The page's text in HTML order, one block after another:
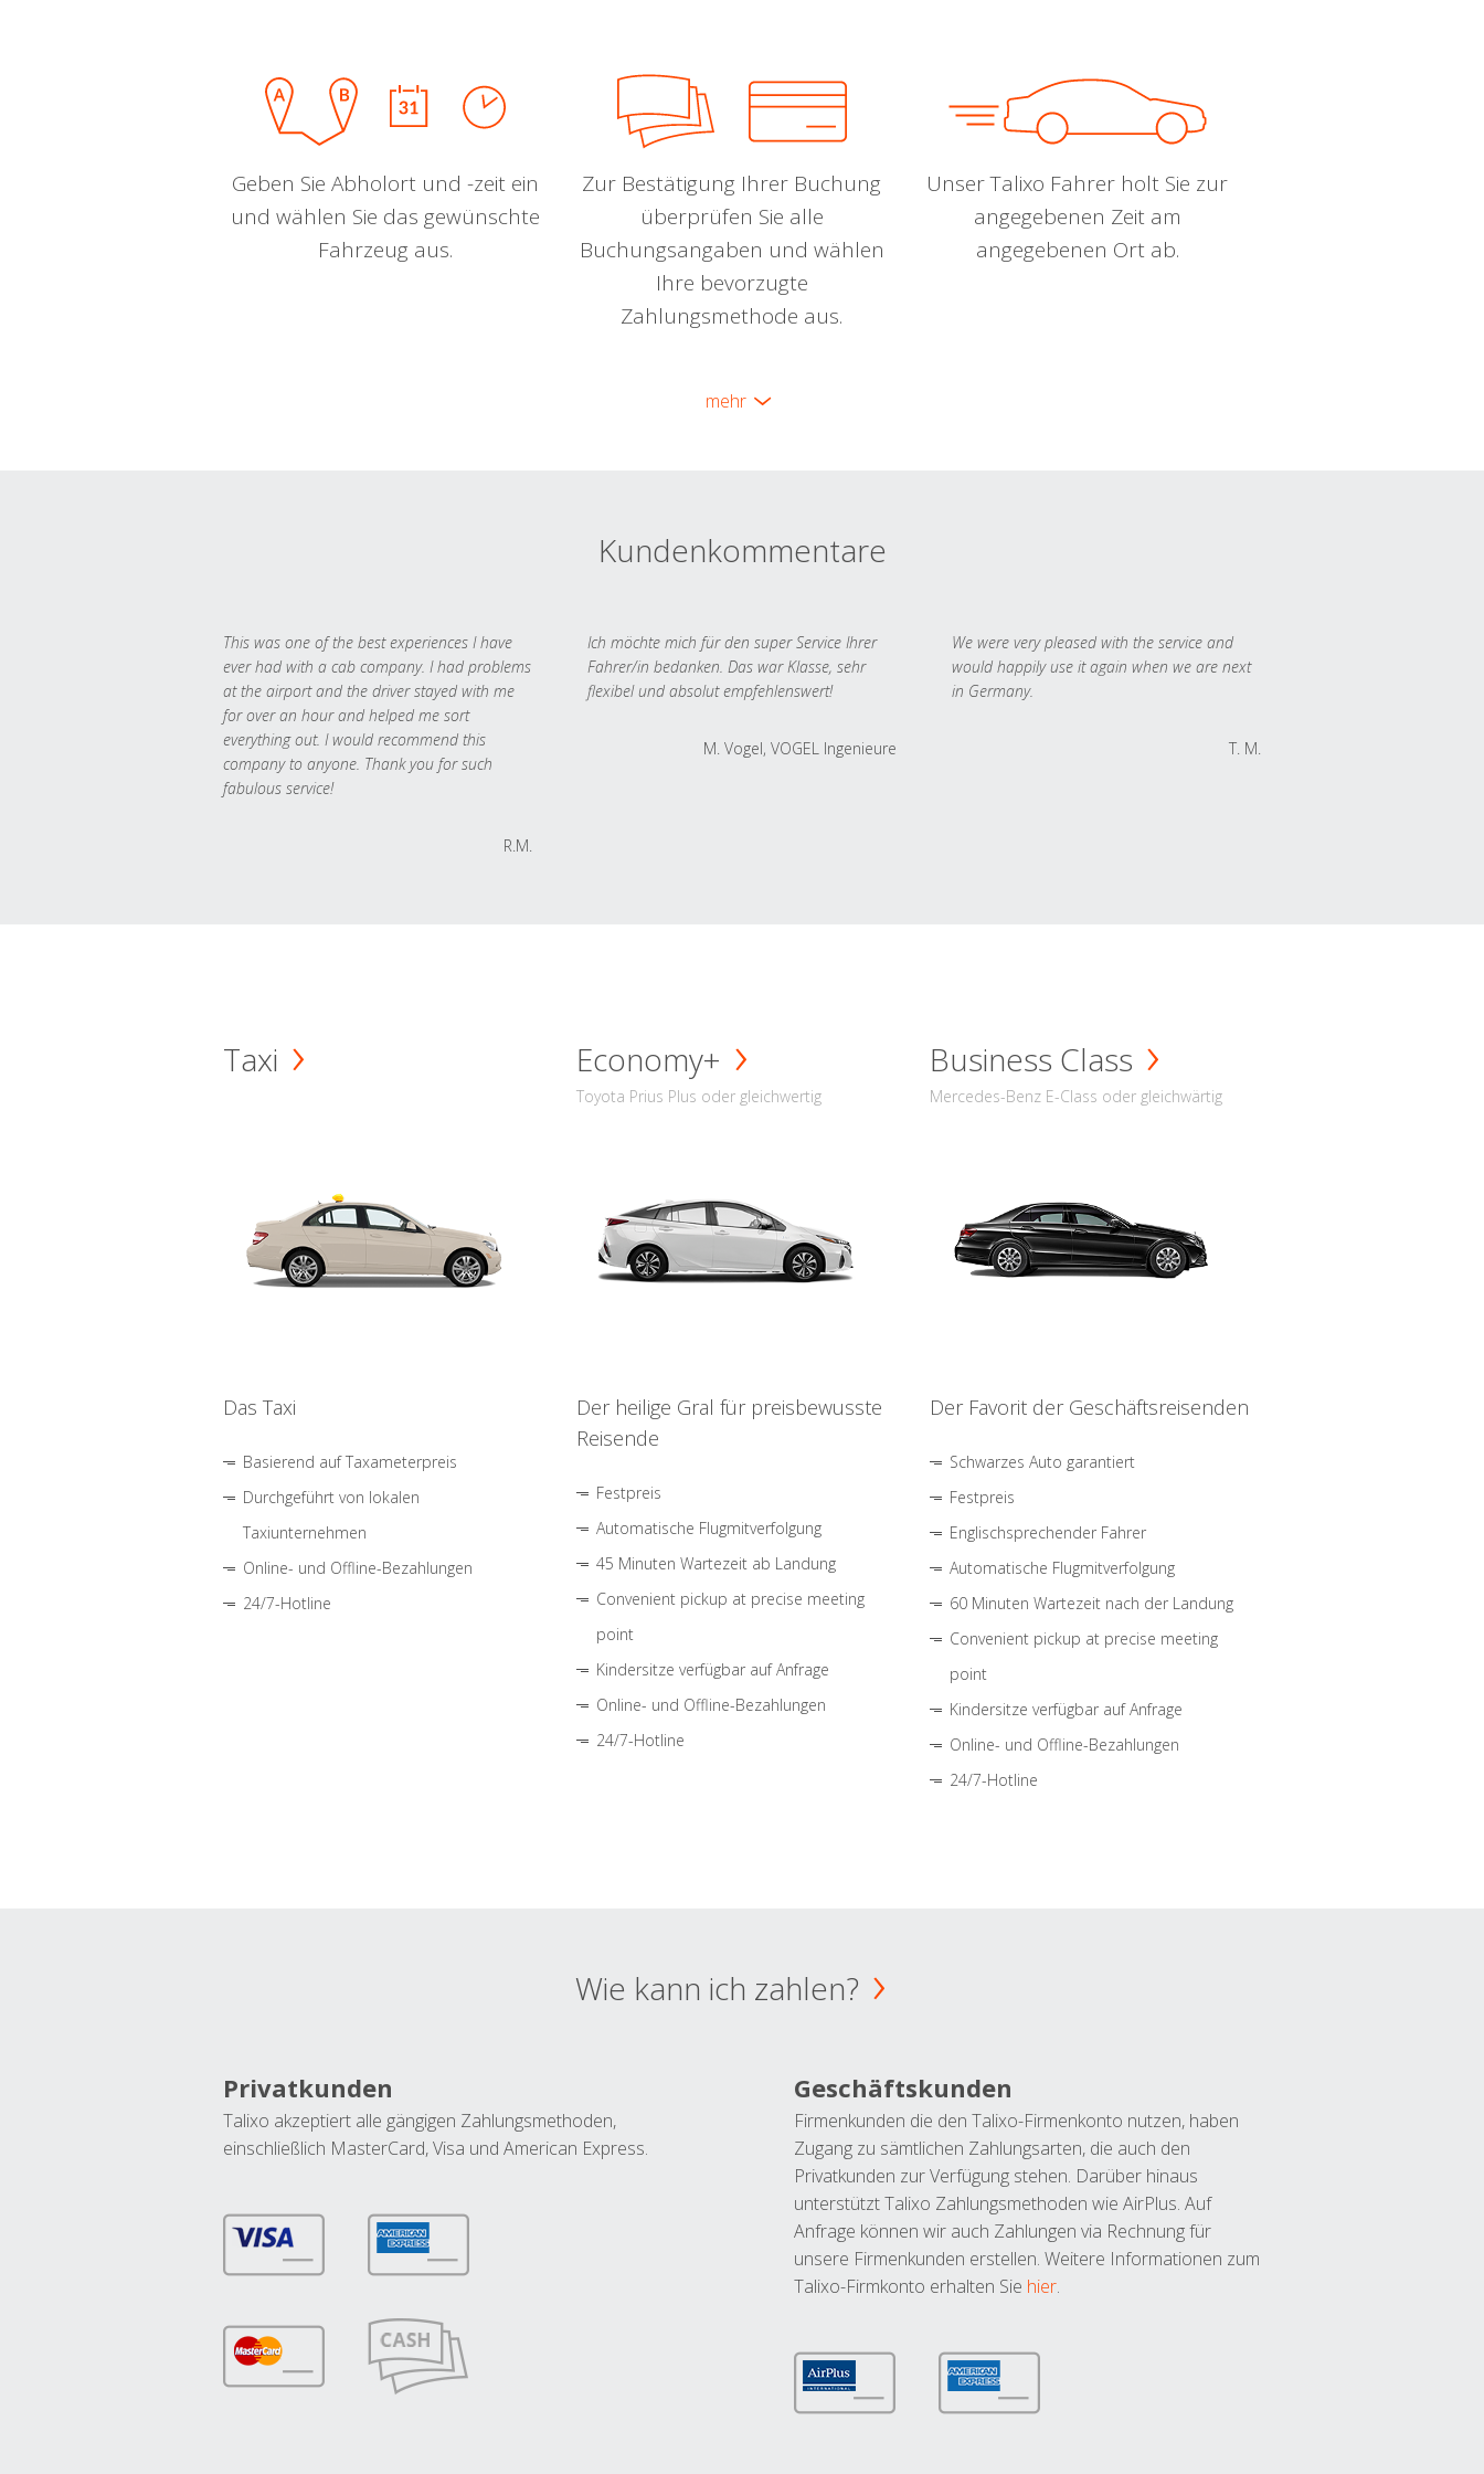
Geben Sie Abholort und -zeit ein
und wählen Sie das gewünschte
Fahrzeug aus.
Zur Bestätigung Ihrer Buchung
überprüfen Sie alle
Buchungsangaben und wählen
Ihre bevorzugte
Zahlungsmethode aus.
Unser Talixo Fahrer holt Sie zur
angegebenen Zeit am
angegebenen Ort ab.
mehr
Kundenkommentare
This was one of the best experiences I have
ever had with a cab company. I had problems
at the airport and the driver stayed with me
for over an hour and helped me sort
everything out. I would recommend this
company to anyone. Thank you for such
fabulous service!
R.M.
Ich möchte mich für den super Service Ihrer
Fahrer/in bedanken. Das war Klasse, sehr
flexibel und absolut empfehlenswert!
M. Vogel, VOGEL Ingenieure
We were very pleased with the service and
would happily use it again when we are next
in Germany.
T. M.
Taxi
Das Taxi
Basierend auf Taxameterpreis
Durchgeführt von lokalen
Taxiunternehmen
Online- und Offline-Bezahlungen
24/7-Hotline
Economy+
Toyota Prius Plus oder gleichwertig
Der heilige Gral für preisbewusste
Reisende
Festpreis
Automatische Flugmitverfolgung
45 Minuten Wartezeit ab Landung
Convenient pickup at precise meeting
point
Kindersitze verfügbar auf Anfrage
Online- und Offline-Bezahlungen
24/7-Hotline
Business Class
Mercedes-Benz E-Class oder gleichwärtig
Der Favorit der Geschäftsreisenden
Schwarzes Auto garantiert
Festpreis
Englischsprechender Fahrer
Automatische Flugmitverfolgung
60 Minuten Wartezeit nach der Landung
Convenient pickup at precise meeting
point
Kindersitze verfügbar auf Anfrage
Online- und Offline-Bezahlungen
24/7-Hotline
Wie kann ich zahlen?
Privatkunden
Talixo akzeptiert alle gängigen Zahlungsmethoden,
einschließlich MasterCard, Visa und American Express.
Geschäftskunden
Firmenkunden die den Talixo-Firmenkonto nutzen, haben
Zugang zu sämtlichen Zahlungsarten, die auch den
Privatkunden zur Verfügung stehen. Darüber hinaus
unterstützt Talixo Zahlungsmethoden wie AirPlus. Auf
Anfrage können wir auch Zahlungen via Rechnung für
unsere Firmenkunden erstellen. Weitere Informationen zum
Talixo-Firmkonto erhalten Sie hier.